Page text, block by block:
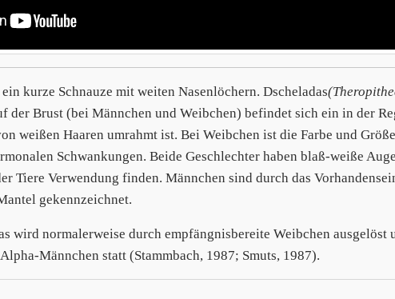
kurze Schnauze mit weiten Nasenlöchern. Dscheladas
der Brust (bei Männchen und Weibchen) befindet sich ein in der
weißen Haaren umrahmt ist. Bei Weibchen ist die Farbe und
Schwankungen. Beide Geschlechter haben blaß-weiße
Tiere Verwendung finden. Männchen sind durch das
gekennzeichnet.
wird normalerweise durch empfängnisbereite Weibchen ausgelöst
Männchen statt (Stammbach, 1987; Smuts, 1987).